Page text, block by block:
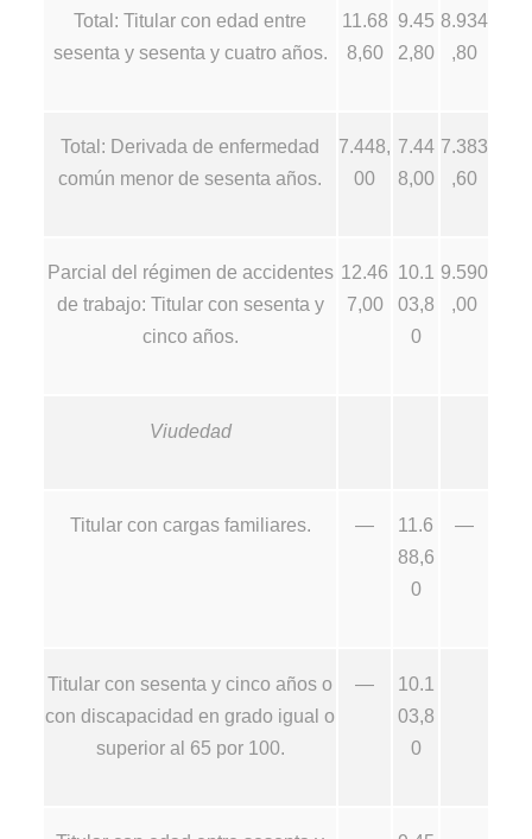
Total: Titular con edad entre
sesenta y sesenta y cuatro años.
11.68
8,60
9.45
2,80
8.934
,80
Total: Derivada de enfermedad
común menor de sesenta años.
7.448,
00
7.44
8,00
7.383
,60
Parcial del régimen de accidentes
de trabajo: Titular con sesenta y
cinco años.
12.46
7,00
10.1
03,8
0
9.590
,00
Viudedad
Titular con cargas familiares. —
11.6
88,6
0
—
Titular con sesenta y cinco años o
con discapacidad en grado igual o
superior al 65 por 100.
—
10.1
03,8
0